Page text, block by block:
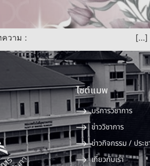
ร์บทความ : […]
ไซต์แมพ
บริการวิชาการ
ข่าววิชาการ
ข่าวกิจกรรม / ประ
เกี่ยวกับเรา